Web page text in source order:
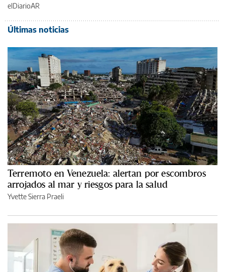
elDiarioAR
Últimas noticias
Terremoto en Venezuela: alertan por escombros
arrojados al mar y riesgos para la salud
Yvette Sierra Praeli